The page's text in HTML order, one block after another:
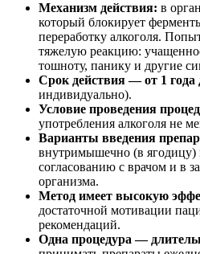
Механизм действия: в
который блокирует
переработку алкоголя.
тяжелую реакцию:
тошноту, панику и другие
Срок действия — от 1 года
индивидуально).
Условие проведения
употребления алкоголя не
Варианты введения
внутримышечно (в
согласованию с врачом и в
организма.
Метод имеет высокую
достаточной мотивации
рекомендаций.
Одна процедура —